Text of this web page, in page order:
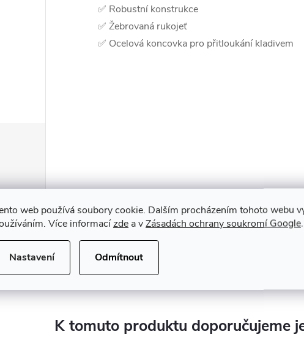
web používá soubory cookie. Dalším procházením tohoto webu
Více informacízde a vZásadách ochrany soukromí Google.
Nastavení Odmítnout
✅ Robustní konstrukce
✅ Žebrovaná rukojeť
✅ Ocelová koncovka pro přitloukání kladivem
K tomuto produktu doporučujeme